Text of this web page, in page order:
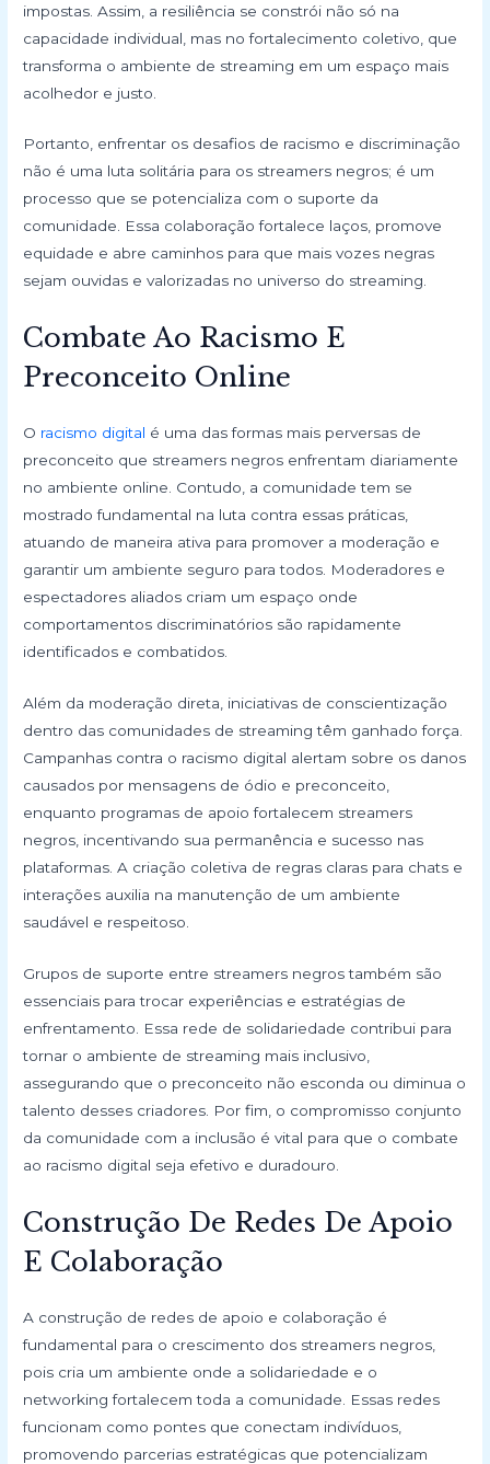
impostas. Assim, a resiliência se constrói não só na
capacidade individual, mas no fortalecimento coletivo, que
transforma o ambiente de streaming em um espaço mais
acolhedor e justo.
Portanto, enfrentar os desafios de racismo e discriminação
não é uma luta solitária para os streamers negros; é um
processo que se potencializa com o suporte da
comunidade. Essa colaboração fortalece laços, promove
equidade e abre caminhos para que mais vozes negras
sejam ouvidas e valorizadas no universo do streaming.
Combate Ao Racismo E
Preconceito Online
O racismo digital é uma das formas mais perversas de
preconceito que streamers negros enfrentam diariamente
no ambiente online. Contudo, a comunidade tem se
mostrado fundamental na luta contra essas práticas,
atuando de maneira ativa para promover a moderação e
garantir um ambiente seguro para todos. Moderadores e
espectadores aliados criam um espaço onde
comportamentos discriminatórios são rapidamente
identificados e combatidos.
Além da moderação direta, iniciativas de conscientização
dentro das comunidades de streaming têm ganhado força.
Campanhas contra o racismo digital alertam sobre os danos
causados por mensagens de ódio e preconceito,
enquanto programas de apoio fortalecem streamers
negros, incentivando sua permanência e sucesso nas
plataformas. A criação coletiva de regras claras para chats e
interações auxilia na manutenção de um ambiente
saudável e respeitoso.
Grupos de suporte entre streamers negros também são
essenciais para trocar experiências e estratégias de
enfrentamento. Essa rede de solidariedade contribui para
tornar o ambiente de streaming mais inclusivo,
assegurando que o preconceito não esconda ou diminua o
talento desses criadores. Por fim, o compromisso conjunto
da comunidade com a inclusão é vital para que o combate
ao racismo digital seja efetivo e duradouro.
Construção De Redes De Apoio
E Colaboração
A construção de redes de apoio e colaboração é
fundamental para o crescimento dos streamers negros,
pois cria um ambiente onde a solidariedade e o
networking fortalecem toda a comunidade. Essas redes
funcionam como pontes que conectam indivíduos,
promovendo parcerias estratégicas que potencializam